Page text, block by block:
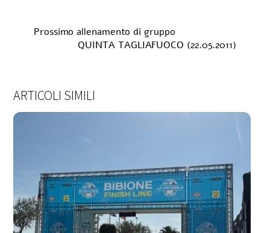
Prossimo allenamento di gruppo
QUINTA TAGLIAFUOCO (22.05.2011)
ARTICOLI SIMILI